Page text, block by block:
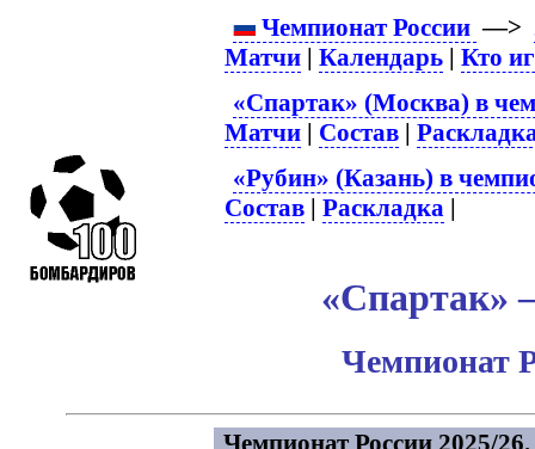
Чемпионат России —>
Матчи |Календарь |Кто
«Спартак» (Москва) в
Матчи | Состав |
«Рубин» (Казань) в
Состав |Раскладка |
«Спартак»
Чемпионат
Чемпионат России 2025/